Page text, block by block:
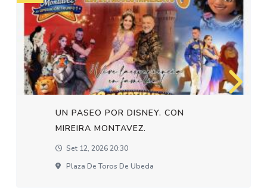
UN PASEO POR DISNEY. CON
MIREIRA MONTAVEZ.
Set 12, 2026 20:30
Plaza De Toros De Ubeda